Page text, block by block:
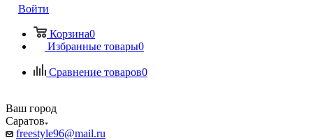
Войти
Корзина0
Избранные товары0
Сравнение товаров0
Ваш город
Саратов
freestyle96@mail.ru